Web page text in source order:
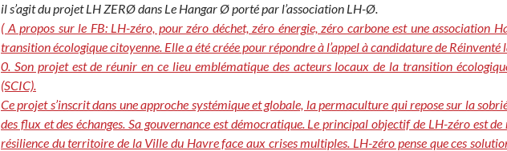
il s’agit du projet LH ZERØ dans Le Hangar Ø porté par l’association LH-Ø.
( A propos sur le FB: LH-zéro, pour zéro déchet, zéro énergie, zéro carbone est une association
transition écologique citoyenne. Elle a été créée pour répondre à l’appel à candidature de
0. Son projet est de réunir en ce lieu emblématique des acteurs locaux de la transition
(SCIC).
Ce projet s’inscrit dans une approche systémique et globale, la permaculture qui repose sur la
des flux et des échanges. Sa gouvernance est démocratique. Le principal objectif de LH-zéro est
résilience du territoire de la Ville du Havre face aux crises multiples. LH-zéro pense que ces